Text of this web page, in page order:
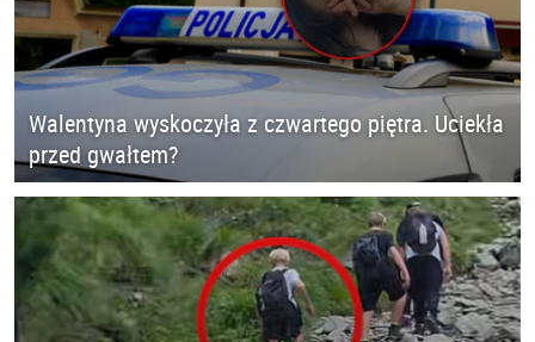
Walentyna wyskoczyła z czwartego piętra. Uciekła
przed gwałtem?